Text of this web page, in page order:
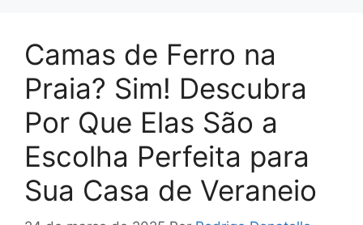
Camas de Ferro na
Praia? Sim! Descubra
Por Que Elas São a
Escolha Perfeita para
Sua Casa de Veraneio